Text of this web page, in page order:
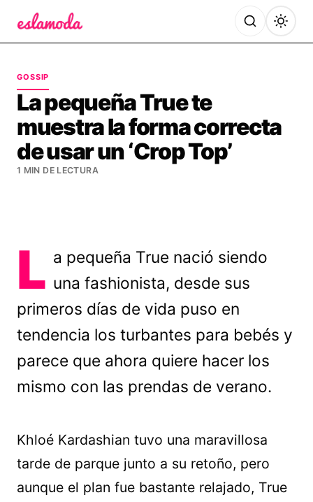
GOSSIP
La pequeña True te
muestra la forma correcta
de usar un ‘Crop Top’
1 MIN DE LECTURA
L a pequeña True nació siendo
una fashionista, desde sus
primeros días de vida puso en
tendencia los turbantes para bebés y
parece que ahora quiere hacer los
mismo con las prendas de verano.
Khloé Kardashian tuvo una maravillosa
tarde de parque junto a su retoño, pero
aunque el plan fue bastante relajado, True